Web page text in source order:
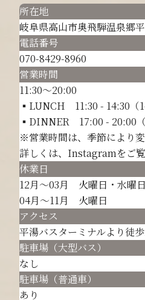
所在地
岐阜県高山市奥飛騨温泉郷
電話番号
070-8429-8960
営業時間
11:30～20:00
▪️LUNCH 11:30 - 14:30（
▪️DINNER 17:00 - 20:00（
※営業時間は、季節により変
詳しくは、Instagramをご覧
休業日
12月～03月 火曜日・水曜日
04月～11月 火曜日
アクセス
平湯バスターミナルより徒
駐車場（大型バス）
なし
駐車場（普通車）
あり